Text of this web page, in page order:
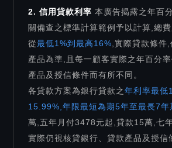
2. 信用貸款利率本廣告揭露之年百
關備查之標準計算範例予以計算,總
從最低1%到最高16%,實際貸款條件,
產品為準,且每一顧客實際之年百分
產品及授信條件而有所不同。
各貸款方案為銀行貸款之年利率最低
15.99%,年限最短為期5年至最長7年
萬,五年月付3478元起,貸款15萬,七
實際仍視核貸銀行、貸款產品及授信